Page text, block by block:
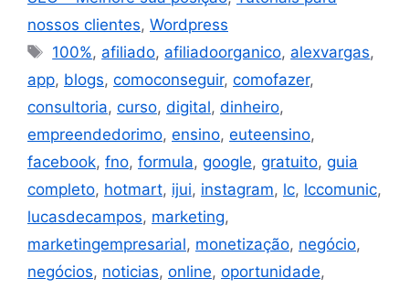
nossos clientes, Wordpress
100%, afiliado, afiliadoorganico, alexvargas,
app, blogs, comoconseguir, comofazer,
consultoria, curso, digital, dinheiro,
empreendedorimo, ensino, euteensino,
facebook, fno, formula, google, gratuito, guia
completo, hotmart, ijui, instagram, lc, lccomunic,
lucasdecampos, marketing,
marketingempresarial, monetização, negócio,
negócios, noticias, online, oportunidade,